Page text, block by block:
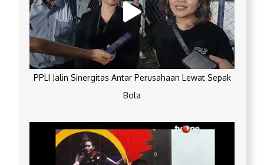
PPLI Jalin Sinergitas Antar Perusahaan Lewat Sepak
Bola